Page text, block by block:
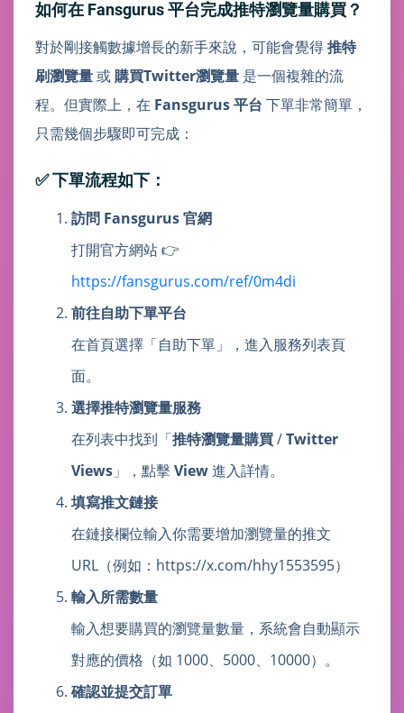
如何在 Fansgurus 平台完成推特瀏覽量購買？
對於剛接觸數據增長的新手來說，可能會覺得推特
刷瀏覽量或購買Twitter瀏覽量 是一個複雜的流
程。但實際上，在 Fansgurus 平台 下單非常簡單，
只需幾個步驟即可完成：
✅ 下單流程如下：
訪問 Fansgurus 官網
打開官方網站 👉
https://fansgurus.com/ref/0m4di
前往自助下單平台
在首頁選擇「自助下單」，進入服務列表頁
面。
選擇推特瀏覽量服務
在列表中找到「推特瀏覽量購買/Twitter
Views 」，點擊View進入詳情。
填寫推文鏈接
在鏈接欄位輸入你需要增加瀏覽量的推文
URL（例如：https://x.com/hhy1553595）
輸入所需數量
輸入想要購買的瀏覽量數量，系統會自動顯示
對應的價格（如 1000、5000、10000）。
確認並提交訂單